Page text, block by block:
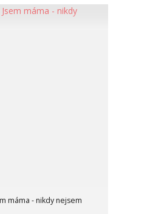
máma - nikdy nejsem